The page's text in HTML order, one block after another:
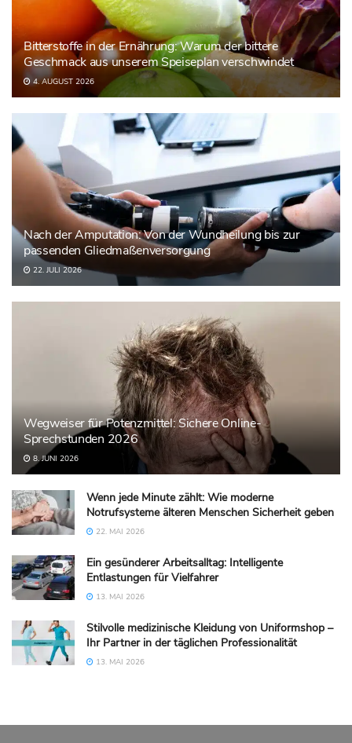
Bitterstoffe in der Ernährung: Warum der bittere
Geschmack aus unserem Speiseplan verschwindet
4. AUGUST 2026
Nach der Amputation: Von der Wundheilung bis zur
passenden Gliedmaßenversorgung
22. JULI 2026
Wegweiser für Potenzmittel: Sichere Online-
Sprechstunden 2026
8. JUNI 2026
Wenn jede Minute zählt: Wie moderne
Notrufsysteme älteren Menschen Sicherheit geben
22. MAI 2026
Ein gesünderer Arbeitsalltag: Intelligente
Entlastungen für Vielfahrer
13. MAI 2026
Stilvolle medizinische Kleidung von Uniformshop –
Ihr Partner in der täglichen Professionalität
13. MAI 2026